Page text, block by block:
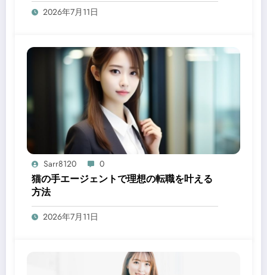
2026年7月11日
Sarr8120 0
猫の手エージェントで理想の転職を叶える
方法
2026年7月11日